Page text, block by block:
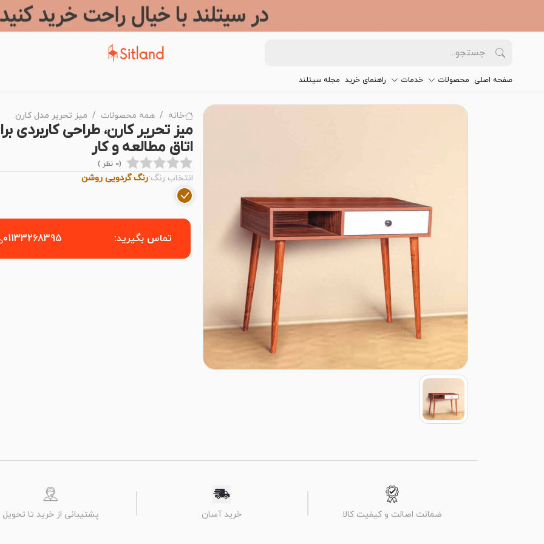
صفحه اصلی محصولات خدمات راهنمای خرید مجله سیتلند
خانه همه محصولات میز تحریر مدل کارن
میز تحریر کارن، طراحی کاربردی
اتاق مطالعه و کار
(0 نظر )
انتخاب رنگ:رنگ گردویی روشن
تماس بگیرید: 01133268395
ضمانت اصالت و کیفیت کالا خرید آسان پشتیبانی از خرید تا تحویل